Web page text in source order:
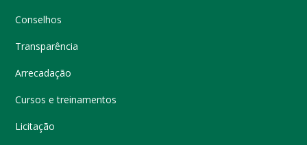
Conselhos
Transparência
Arrecadação
Cursos e treinamentos
Licitação